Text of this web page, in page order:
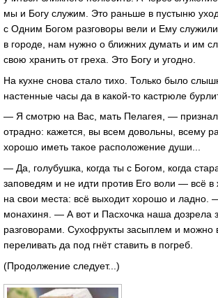
мы и Богу служим. Это раньше в пустыню
с Одним Богом разговоры вели и Ему
в городе, нам нужно о ближних думать и им
свою хранить от греха. Это Богу и угодно.
На кухне снова стало тихо. Только было
настенные часы да в какой-то кастрюле
— Я смотрю на Вас, мать Пелагея, —
отрадно: кажется, вы всем довольны, всему
хорошо иметь такое расположение души...
— Да, голубушка, когда ты с Богом, когда
заповедям и не идти против Его воли — всё в
на свои места: всё выходит хорошо и ладно.
монахиня. — А вот и Пасхочка наша дозрела
разговорами. Сухофрукты засыплем и
переливать да под гнёт ставить в погреб.
(Продолжение следует...)